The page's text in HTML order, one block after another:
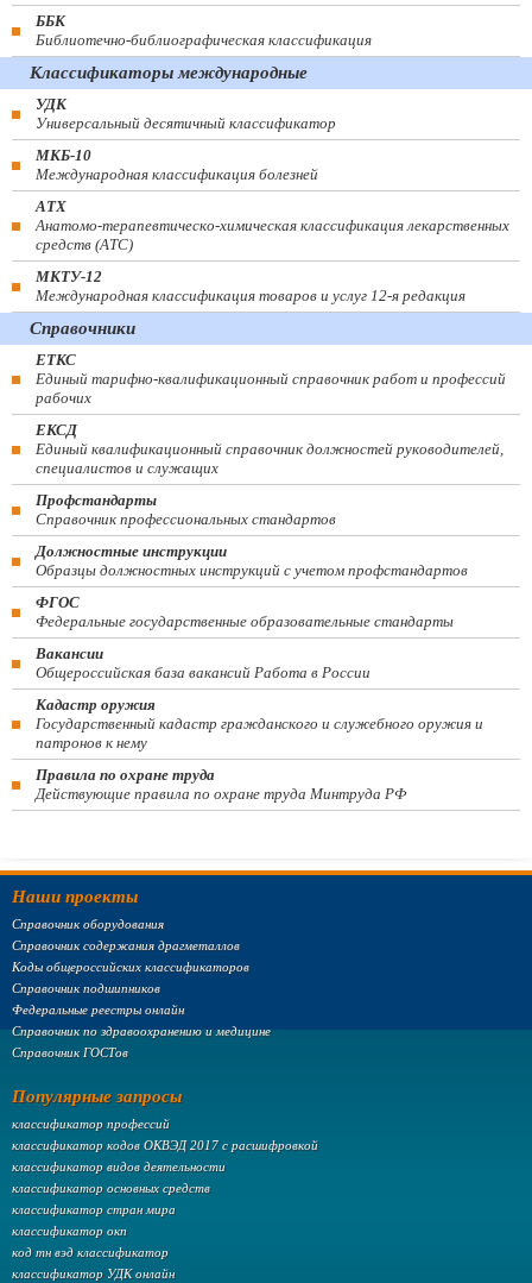
ББК
Библиотечно-библиографическая классификация
Классификаторы международные
УДК
Универсальный десятичный классификатор
МКБ-10
Международная классификация болезней
АТХ
Анатомо-терапевтическо-химическая классификация лекарственных
средств (ATC)
МКТУ-12
Международная классификация товаров и услуг 12-я редакция
Справочники
ЕТКС
Единый тарифно-квалификационный справочник работ и профессий
рабочих
ЕКСД
Единый квалификационный справочник должностей руководителей,
специалистов и служащих
Профстандарты
Справочник профессиональных стандартов
Должностные инструкции
Образцы должностных инструкций с учетом профстандартов
ФГОС
Федеральные государственные образовательные стандарты
Вакансии
Общероссийская база вакансий Работа в России
Кадастр оружия
Государственный кадастр гражданского и служебного оружия и
патронов к нему
Правила по охране труда
Действующие правила по охране труда Минтруда РФ
Наши проекты
Справочник оборудования
Справочник содержания драгметаллов
Коды общероссийских классификаторов
Справочник подшипников
Федеральные реестры онлайн
Справочник по здравоохранению и медицине
Справочник ГОСТов
Популярные запросы
классификатор профессий
классификатор кодов ОКВЭД 2017 с расшифровкой
классификатор видов деятельности
классификатор основных средств
классификатор стран мира
классификатор окп
код тн вэд классификатор
классификатор УДК онлайн